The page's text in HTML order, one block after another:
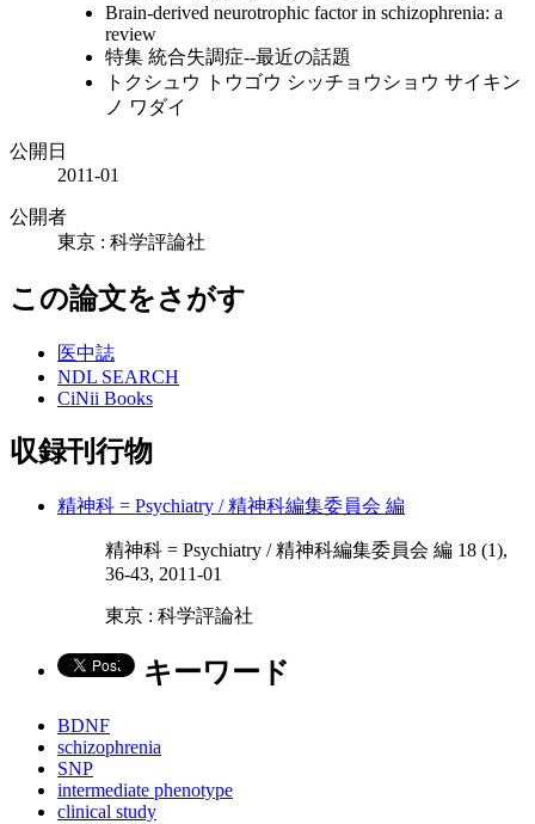
Brain-derived neurotrophic factor in schizophrenia: a
review
特集 統合失調症--最近の話題
トクシュウ トウゴウ シッチョウショウ サイキン
ノ ワダイ
公開日
2011-01
公開者
東京 : 科学評論社
この論文をさがす
医中誌
NDL SEARCH
CiNii Books
収録刊行物
精神科 = Psychiatry / 精神科編集委員会 編
精神科 = Psychiatry / 精神科編集委員会 編 18 (1),
36-43, 2011-01
東京 : 科学評論社
キーワード
BDNF
schizophrenia
SNP
intermediate phenotype
clinical study